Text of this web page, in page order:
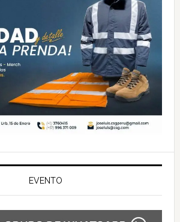
EVENTO